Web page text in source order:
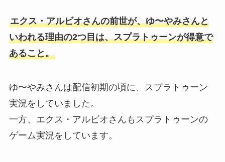
エクス・アルビオさんの前世が、ゆ〜やみさんと
いわれる理由の2つ目は、スプラトゥーンが得意で
あること。
ゆ〜やみさんは配信初期の頃に、スプラトゥーン
実況をしていました。
一方、エクス・アルビオさんもスプラトゥーンの
ゲーム実況をしています。